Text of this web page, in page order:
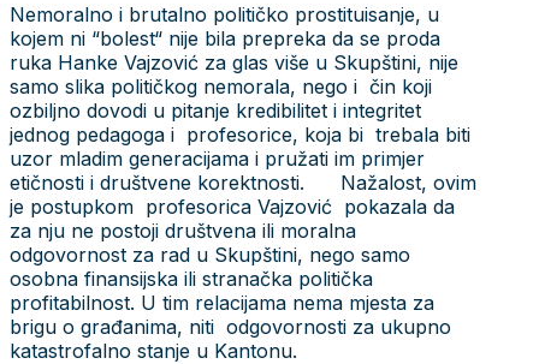
Nemoralno i brutalno političko prostituisanje, u
kojem ni “bolest“ nije bila prepreka da se proda
ruka Hanke Vajzović za glas više u Skupštini, nije
samo slika političkog nemorala, nego i čin koji
ozbiljno dovodi u pitanje kredibilitet i integritet
jednog pedagoga i profesorice, koja bi trebala biti
uzor mladim generacijama i pružati im primjer
etičnosti i društvene korektnosti. Nažalost, ovim
je postupkom profesorica Vajzović pokazala da
za nju ne postoji društvena ili moralna
odgovornost za rad u Skupštini, nego samo
osobna finansijska ili stranačka politička
profitabilnost. U tim relacijama nema mjesta za
brigu o građanima, niti odgovornosti za ukupno
katastrofalno stanje u Kantonu.